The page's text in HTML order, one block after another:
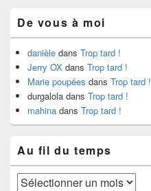
De vous à moi
danièle dans Trop tard !
Jerry OX dans Trop tard !
Marie poupées dans Trop tard !
durgalola dans Trop tard !
mahina dans Trop tard !
Au fil du temps
Au